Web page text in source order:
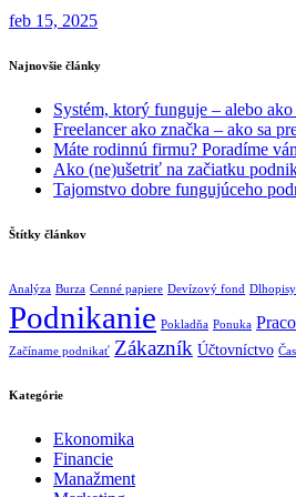
feb 15, 2025
Najnovšie články
Systém, ktorý funguje – alebo
Freelancer ako značka – ako sa
Máte rodinnú firmu? Poradíme
Ako (ne)ušetriť na začiatku
Tajomstvo dobre fungujúceho
Štítky článkov
Analýza Burza Cenné papiere Devízový fond Dlhopisy
Podnikanie Pokladňa Ponuka
Začíname podnikať Zákazník Účtovníctvo Čas
Kategórie
Ekonomika
Financie
Manažment